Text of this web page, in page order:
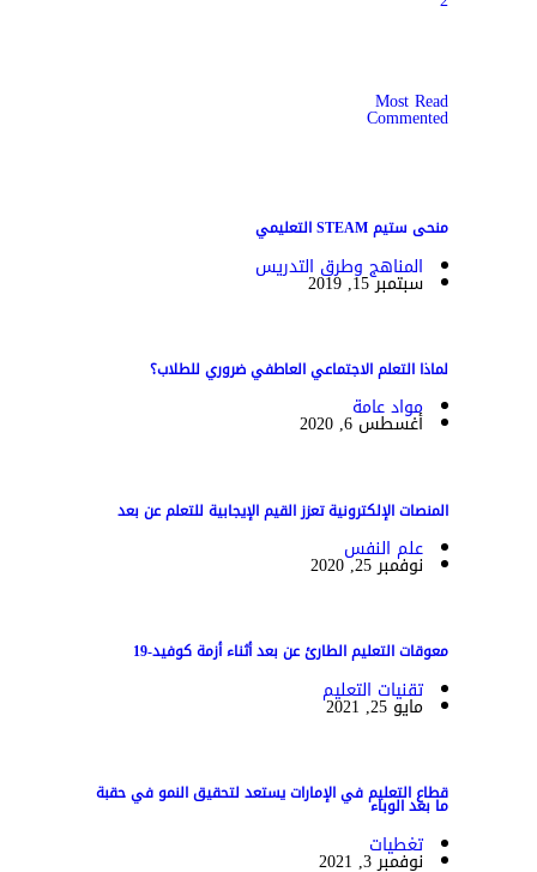
Most Read
Commented
منحى ستيم STEAM التعليمي
المناهج وطرق التدريس
سبتمبر 15, 2019
لماذا التعلم الاجتماعي العاطفي ضروري للطلاب؟
مواد عامة
أغسطس 6, 2020
المنصات الإلكترونية تعزز القيم الإيجابية للتعلم عن بعد
علم النفس
نوفمبر 25, 2020
معوقات التعليم الطارئ عن بعد أثناء أزمة كوفيد-19
تقنيات التعليم
مايو 25, 2021
قطاع التعليم في الإمارات يستعد لتحقيق النمو في حقبة
ما بعد الوباء
تغطيات
نوفمبر 3, 2021